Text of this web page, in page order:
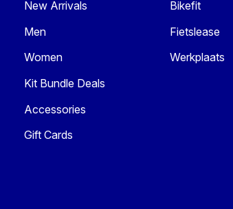
New Arrivals
Men
Women
Kit Bundle Deals
Accessories
Gift Cards
Bikefit
Fietslease
Werkplaats